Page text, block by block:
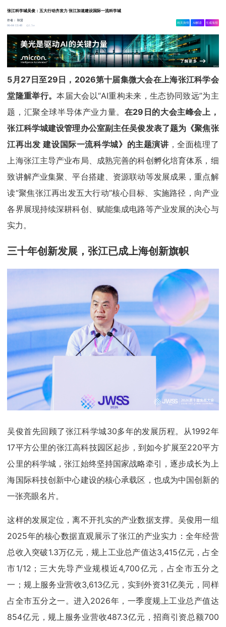
张江科学城吴俊：五大行动齐发力 张江加速建设国际一流科学城
作者：秋贤
06-04 13:48
1.5w
相关舆情 AI解读 生成海报
5月27日至29日，2026第十届集微大会在上海张江科学会
堂隆重举行。本届大会以“AI重构未来，生态协同致远”为主
题，汇聚全球半导体产业力量。 在29日的大会主峰会上，
张江科学城建设管理办公室副主任吴俊发表了题为《聚焦张
江再出发 建设国际一流科学城》的主题演讲 ，全面梳理了
上海张江主导产业布局、成熟完善的科创孵化培育体系，细
致讲解产业集聚、平台搭建、资源联动等发展成果，重点解
读“聚焦张江再出发五大行动”核心目标、实施路径，向产业
各界展现持续深耕科创、赋能集成电路等产业发展的决心与
实力。
三十年创新发展，张江已成上海创新旗帜
吴俊首先回顾了张江科学城30多年的发展历程。从1992年
17平方公里的张江高科技园区起步，到如今扩展至220平方
公里的科学城，张江始终坚持国家战略牵引，逐步成长为上
海国际科技创新中心建设的核心承载区，也成为中国创新的
一张亮眼名片。
这样的发展定位，离不开扎实的产业数据支撑。吴俊用一组
2025年的核心数据直观展示了张江的产业实力：全年经营
总收入突破1.3万亿元，规上工业总产值达3,415亿元，占全
市1/12；三大先导产业规模近4,700亿元，占全市五分之
一；规上服务业营收3,613亿元，实到外资31亿美元，同样
占全市五分之一。进入2026年，一季度规上工业总产值达
854亿元，规上服务业营收487.3亿元，招商引资总额700